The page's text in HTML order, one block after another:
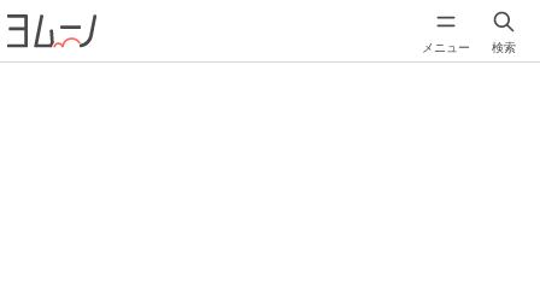
メニュー 検索